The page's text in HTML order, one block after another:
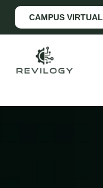
CAMPUS VIRTUAL